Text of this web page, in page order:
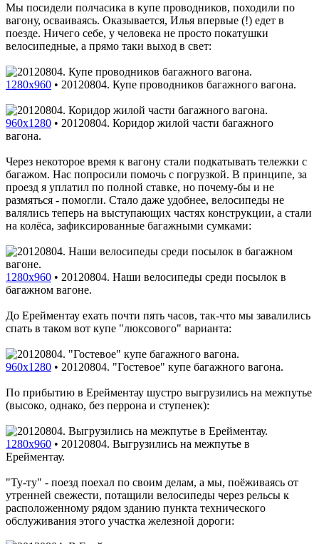
Мы посидели полчасика в купе проводников, походили по
вагону, осваиваясь. Оказывается, Илья впервые (!) едет в
поезде. Ничего себе, у человека не просто покатушки
велосипедные, а прямо таки выход в свет:
1280x960 • 20120804. Купе проводников багажного вагона.
960x1280 • 20120804. Коридор жилой части багажного
вагона.
Через некоторое время к вагону стали подкатывать тележки с
багажом. Нас попросили помочь с погрузкой. В принципе, за
проезд я уплатил по полной ставке, но почему-бы и не
размяться - помогли. Стало даже удобнее, велосипеды не
валялись теперь на выступающих частях конструкции, а стали
на колёса, зафиксированные багажными сумками:
1280x960 • 20120804. Наши велосипеды среди посылок в
багажном вагоне.
До Ерейментау ехать почти пять часов, так-что мы завалились
спать в таком вот купе "люксового" варианта:
960x1280 • 20120804. "Гостевое" купе багажного вагона.
По прибытию в Ерейментау шустро выгрузились на межпутье
(высоко, однако, без перрона и ступенек):
1280x960 • 20120804. Выгрузились на межпутье в
Ерейментау.
"Ту-ту" - поезд поехал по своим делам, а мы, поёживаясь от
утренней свежести, потащили велосипеды через рельсы к
расположенному рядом зданию пункта технического
обслуживания этого участка железной дороги: